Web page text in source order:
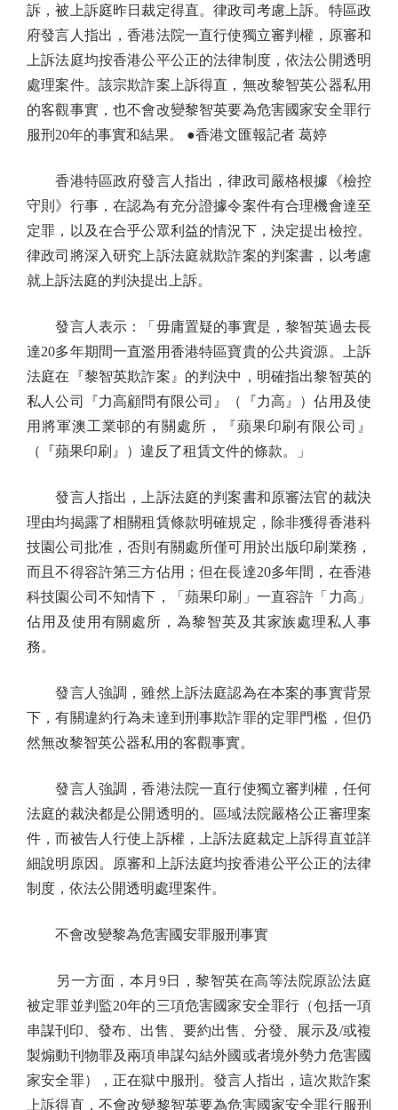
訴，被上訴庭昨日裁定得直。律政司考慮上訴。特區政
府發言人指出，香港法院一直行使獨立審判權，原審和
上訴法庭均按香港公平公正的法律制度，依法公開透明
處理案件。該宗欺詐案上訴得直，無改黎智英公器私用
的客觀事實，也不會改變黎智英要為危害國家安全罪行
服刑20年的事實和結果。 ●香港文匯報記者 葛婷
香港特區政府發言人指出，律政司嚴格根據《檢控
守則》行事，在認為有充分證據令案件有合理機會達至
定罪，以及在合乎公眾利益的情況下，決定提出檢控。
律政司將深入研究上訴法庭就欺詐案的判案書，以考慮
就上訴法庭的判決提出上訴。
發言人表示：「毋庸置疑的事實是，黎智英過去長
達20多年期間一直濫用香港特區寶貴的公共資源。上訴
法庭在『黎智英欺詐案』的判決中，明確指出黎智英的
私人公司『力高顧問有限公司』（『力高』）佔用及使
用將軍澳工業邨的有關處所，『蘋果印刷有限公司』
（『蘋果印刷』）違反了租賃文件的條款。」
發言人指出，上訴法庭的判案書和原審法官的裁決
理由均揭露了相關租賃條款明確規定，除非獲得香港科
技園公司批准，否則有關處所僅可用於出版印刷業務，
而且不得容許第三方佔用；但在長達20多年間，在香港
科技園公司不知情下，「蘋果印刷」一直容許「力高」
佔用及使用有關處所，為黎智英及其家族處理私人事
務。
發言人強調，雖然上訴法庭認為在本案的事實背景
下，有關違約行為未達到刑事欺詐罪的定罪門檻，但仍
然無改黎智英公器私用的客觀事實。
發言人強調，香港法院一直行使獨立審判權，任何
法庭的裁決都是公開透明的。區域法院嚴格公正審理案
件，而被告人行使上訴權，上訴法庭裁定上訴得直並詳
細說明原因。原審和上訴法庭均按香港公平公正的法律
制度，依法公開透明處理案件。
不會改變黎為危害國安罪服刑事實
另一方面，本月9日，黎智英在高等法院原訟法庭
被定罪並判監20年的三項危害國家安全罪行（包括一項
串謀刊印、發布、出售、要約出售、分發、展示及/或複
製煽動刊物罪及兩項串謀勾結外國或者境外勢力危害國
家安全罪），正在獄中服刑。發言人指出，這次欺詐案
上訴得直，不會改變黎智英要為危害國家安全罪行服刑